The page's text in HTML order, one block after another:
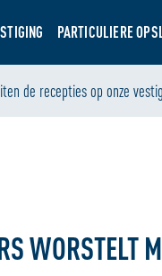
PARTICULIERE
de recepties op onze
balans werk en privé
WORSTELT